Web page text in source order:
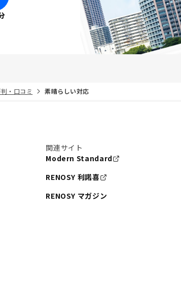
・口コミ 素晴らしい対応
関連サイト
Modern Standard
RENOSY 利諾喜
RENOSY マガジン